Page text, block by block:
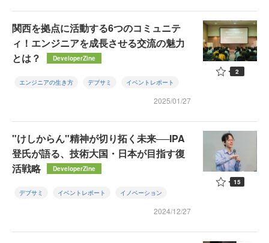
関西を拠点に活動する6つのコミュニテ
ィ！エンジニアを成長させる交流の魅力
とは？
DeveloperZine
エンジニアの生き方 デブサミ イベントレポート
2025/01/27
2
"けしからん"精神が切り拓く未来──IPA
登氏が語る、技術大国・日本が目指す復
活戦略
DeveloperZine
デブサミ イベントレポート イノベーション
2024/12/27
15